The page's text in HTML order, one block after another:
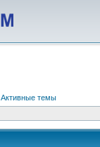
Активные темы